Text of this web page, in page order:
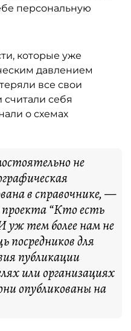
персональную
которые уже
давлением
все свои
себя
о схемах
не
в справочнике, —
“Кто есть
уж тем более нам не
посредников для
публикации
или организациях
опубликованы на